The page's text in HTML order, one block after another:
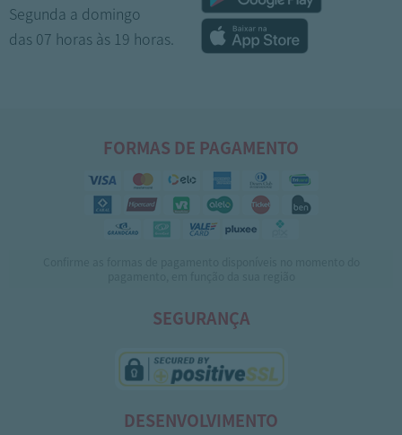
Segunda a domingo
das 07 horas às 19 horas.
FORMAS DE PAGAMENTO
SEGURANÇA
DESENVOLVIMENTO